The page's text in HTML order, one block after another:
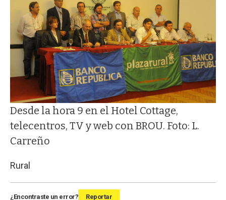
Desde la hora 9 en el Hotel Cottage,
telecentros, TV y web con BROU. Foto: L.
Carreño
Rural
¿Encontraste un error? Reportar